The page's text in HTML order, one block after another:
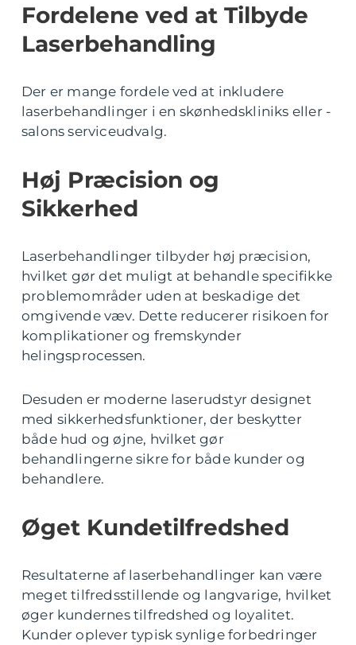
Fordelene ved at Tilbyde
Laserbehandling
Der er mange fordele ved at inkludere
laserbehandlinger i en skønhedskliniks eller -
salons serviceudvalg.
Høj Præcision og
Sikkerhed
Laserbehandlinger tilbyder høj præcision,
hvilket gør det muligt at behandle specifikke
problemområder uden at beskadige det
omgivende væv. Dette reducerer risikoen for
komplikationer og fremskynder
helingsprocessen.
Desuden er moderne laserudstyr designet
med sikkerhedsfunktioner, der beskytter
både hud og øjne, hvilket gør
behandlingerne sikre for både kunder og
behandlere.
Øget Kundetilfredshed
Resultaterne af laserbehandlinger kan være
meget tilfredsstillende og langvarige, hvilket
øger kundernes tilfredshed og loyalitet.
Kunder oplever typisk synlige forbedringer